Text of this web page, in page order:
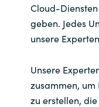
Cloud-
geben. Jedes
unsere
Unsere
zusammen,
zu erstellen,